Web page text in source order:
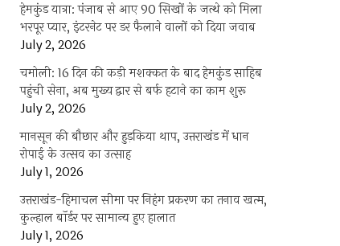
हेमकुंड यात्रा: पंजाब से आए 90 सिखों के जत्थे को मिला
भरपूर प्यार, इंटरनेट पर डर फैलाने वालों को दिया जवाब
July 2, 2026
चमोली: 16 दिन की कड़ी मशक्कत के बाद हेमकुंड साहिब
पहुंची सेना, अब मुख्य द्वार से बर्फ हटाने का काम शुरू
July 2, 2026
मानसून की बौछार और हुड़किया थाप, उत्तराखंड में धान
रोपाई के उत्सव का उत्साह
July 1, 2026
उत्तराखंड-हिमाचल सीमा पर निहंग प्रकरण का तनाव खत्म,
कुल्हाल बॉर्डर पर सामान्य हुए हालात
July 1, 2026